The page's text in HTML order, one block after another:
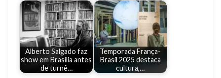
Alberto Salgado faz
show em Brasília antes
de turnê…
Temporada França-
Brasil 2025 destaca
cultura,…